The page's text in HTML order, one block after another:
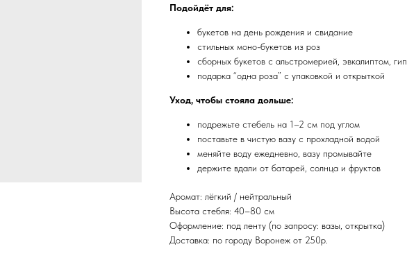
Подойдёт для:
букетов на день рождения и свидание
стильных моно-букетов из роз
сборных букетов с альстромерией, эвкалиптом,
подарка “одна роза” с упаковкой и открыткой
Уход, чтобы стояла дольше:
подрежьте стебель на 1–2 см под углом
поставьте в чистую вазу с прохладной водой
меняйте воду ежедневно, вазу промывайте
держите вдали от батарей, солнца и фруктов
Аромат: лёгкий / нейтральный
Высота стебля: 40–80 см
Оформление: под ленту (по запросу: вазы, открытка)
Доставка: по городу Воронеж от 250р.